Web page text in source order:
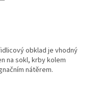
obklad je vhodný
na sokl, krby kolem
nátěrem.